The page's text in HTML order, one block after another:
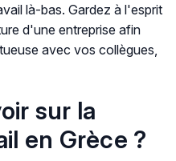
là-bas. Gardez à l'esprit
d'une entreprise afin
avec vos collègues,
sur la
en Grèce ?